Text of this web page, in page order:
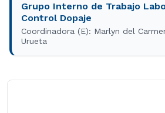
Grupo Interno de Trabajo
Control Dopaje
Coordinadora (E): Marlyn del
Urueta